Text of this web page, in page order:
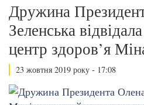
Дружина
Зеленська
центр здоров’я
23 жовтня 2019 року - 17:08